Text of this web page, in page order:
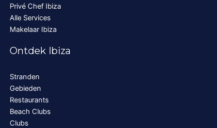
Privé Chef Ibiza
Alle Services
Makelaar Ibiza
Ontdek Ibiza
Stranden
Gebieden
Restaurants
Beach Clubs
Clubs